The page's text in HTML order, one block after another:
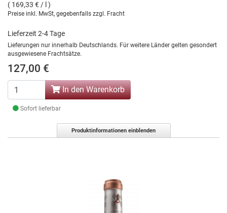
( 169,33 € / l )
Preise inkl. MwSt, gegebenfalls zzgl. Fracht
Lieferzeit 2-4 Tage
Lieferungen nur innerhalb Deutschlands. Für weitere Länder gelten gesondert
ausgewiesene Frachtsätze.
127,00 €
In den Warenkorb
Sofort lieferbar
Produktinformationen einblenden